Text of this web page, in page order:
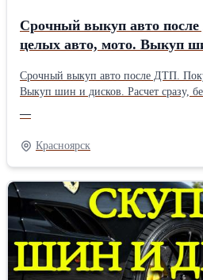
Срочный выкуп авто
целых авто, мото. Выкуп
Срочный выкуп авто после ДТП.
Выкуп шин и дисков. Расчет сразу,
—
Красноярск